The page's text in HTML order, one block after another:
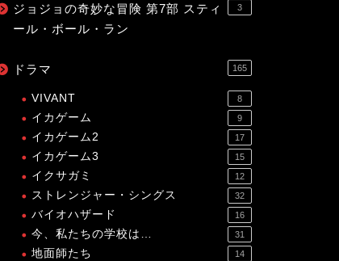
ジョジョの奇妙な冒険 第7部 スティ
ール・ボール・ラン
3
ドラマ 165
VIVANT 8
イカゲーム 9
イカゲーム2 17
イカゲーム3 15
イクサガミ 12
ストレンジャー・シングス 32
バイオハザード 16
今、私たちの学校は… 31
地面師たち 14